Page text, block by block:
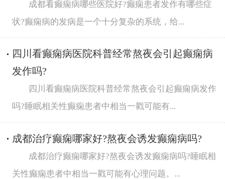
成都看癫痫病哪些医院好?癫痫患者发作有哪些症
状?癫痫病的发病是一个十分复杂的系统，给...
四川看癫痫病医院科普经常熬夜会引起癫痫病
发作吗?
四川看癫痫病医院科普经常熬夜会引起癫痫病发作
吗?睡眠相关性癫痫患者中相当一戳可能有...
成都治疗癫痫哪家好?熬夜会诱发癫痫病吗?
成都治疗癫痫哪家好?熬夜会诱发癫痫病吗?睡眠相
关性癫痫患者中相当一戳可能有心理问题。...